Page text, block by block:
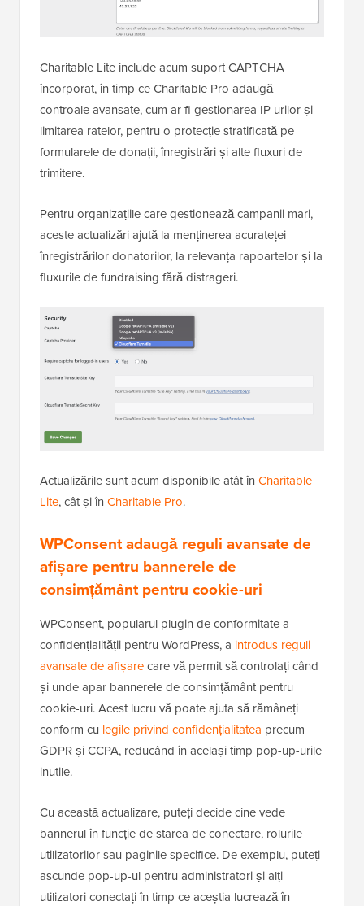
Charitable Lite include acum suport CAPTCHA
încorporat, în timp ce Charitable Pro adaugă
controale avansate, cum ar fi gestionarea IP-urilor și
limitarea ratelor, pentru o protecție stratificată pe
formularele de donații, înregistrări și alte fluxuri de
trimitere.
Pentru organizațiile care gestionează campanii mari,
aceste actualizări ajută la menținerea acurateței
înregistrărilor donatorilor, la relevanța rapoartelor și la
fluxurile de fundraising fără distrageri.
Actualizările sunt acum disponibile atât în Charitable
Lite, cât și în Charitable Pro.
WPConsent adaugă reguli avansate de
afișare pentru bannerele de
consimțământ pentru cookie-uri
WPConsent, popularul plugin de conformitate a
confidențialității pentru WordPress, a introdus reguli
avansate de afișarecare vă permit să controlați când
și unde apar bannerele de consimțământ pentru
cookie-uri. Acest lucru vă poate ajuta să rămâneți
conform cu legile privind confidențialitatea precum
GDPR și CCPA, reducând în același timp pop-up-urile
inutile.
Cu această actualizare, puteți decide cine vede
bannerul în funcție de starea de conectare, rolurile
utilizatorilor sau paginile specifice. De exemplu, puteți
ascunde pop-up-ul pentru administratori și alți
utilizatori conectați în timp ce aceștia lucrează în